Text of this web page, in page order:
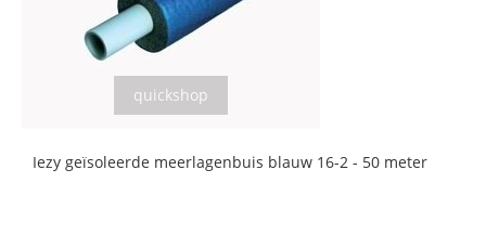
quickshop
Iezy geïsoleerde meerlagenbuis blauw 16-2 - 50 meter